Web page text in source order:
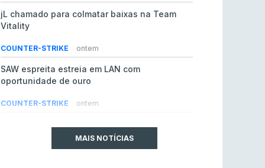
jL chamado para colmatar baixas na Team
Vitality
COUNTER-STRIKE ontem
SAW espreita estreia em LAN com
oportunidade de ouro
COUNTER-STRIKE ontem
do Counter-Strike 2MAIS NOTÍCIAS